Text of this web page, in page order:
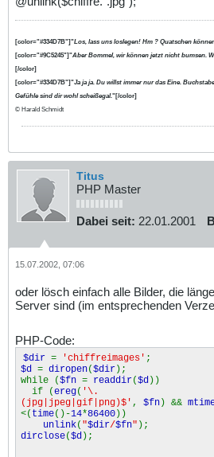
[color="#334D7B"]"Los, lass uns loslegen! Hm ? Quatschen
[color="#9C5245"]"Aber Bommel, wir können jetzt nicht bumsen.
[/color]
[color="#334D7B"]"Ja ja ja. Du willst immer nur das Eine.
Gefühle sind dir wohl scheißegal."[/color]
© Harald Schmidt
Titus
PHP Master
Dabei seit: 22.01.2001
15.07.2002, 07:06
oder lösch einfach alle Bilder, die
Server sind (im entsprechenden
PHP-Code:
$dir = 'chiffreimages' ;
$d = diropen($dir );
while ($fn = readdir($d ))
if (ereg( '\.
(jpg|jpeg|gif|png)$' , $fn ) &&
<( time()-14*86400 ))
unlink( "$dir/$fn" );
dirclose($d );